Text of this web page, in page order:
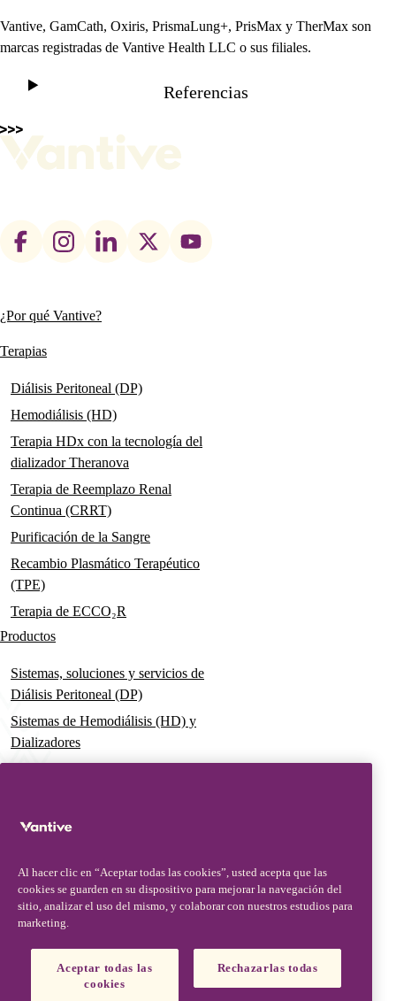
Vantive, GamCath, Oxiris, PrismaLung+, PrisMax y TherMax son
marcas registradas de Vantive Health LLC o sus filiales.
Referencias
Footer
Main
navigation
¿Por qué Vantive?
Terapias
Diálisis Peritoneal (DP)
Hemodiálisis (HD)
Terapia HDx con la tecnología del
dializador Theranova
Terapia de Reemplazo Renal
Continua (CRRT)
Purificación de la Sangre
Recambio Plasmático Terapéutico
(TPE)
Terapia de ECCO₂R
Productos
Sistemas, soluciones y servicios de
Diálisis Peritoneal (DP)
Sistemas de Hemodiálisis (HD) y
Dializadores
Continua (CRRT)
Conjunto de Filtros y Catéteres
Soporte Avanzado & Educación
Al hacer clic en “Aceptar todas las cookies”, usted acepta que las
cookies se guarden en su dispositivo para mejorar la navegación del
sitio, analizar el uso del mismo, y colaborar con nuestros estudios para
marketing.
Aceptar todas las
cookies
Rechazarlas todas